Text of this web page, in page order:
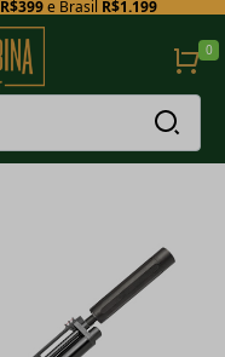
R$399e Brasil R$1.199
0